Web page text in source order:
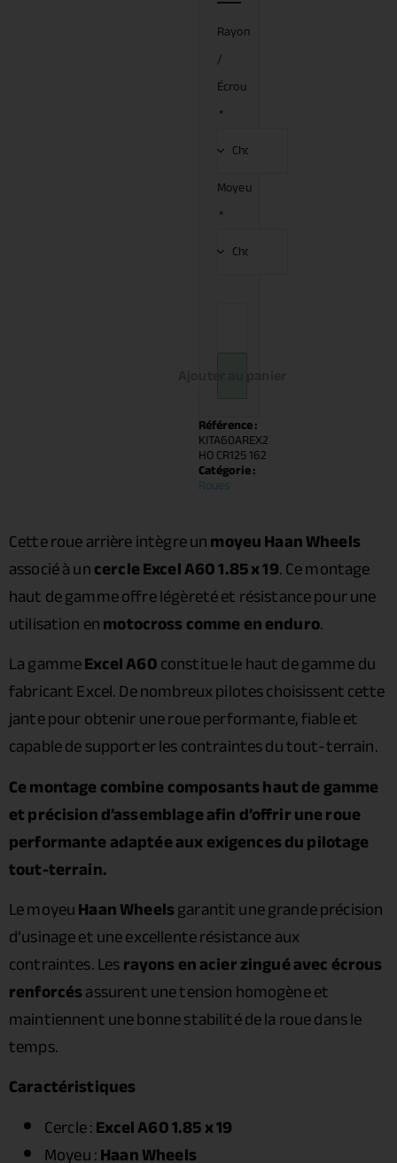
Rayon
/
Écrou
*
Moyeu
*
Référence :
KITA60AREX2
HO CR125 162
Catégorie :
Roues
Cette roue arrière intègre unmoyeu Haan Wheels
associé à uncercle Excel A60 1.85 x 19. Ce montage
haut de gamme offre légèreté et résistance pour une
utilisation enmotocross comme en enduro.
La gammeExcel A60constitue le haut de gamme du
fabricant Excel. De nombreux pilotes choisissent cette
jante pour obtenir une roue performante, fiable et
capable de supporter les contraintes du tout-terrain.
Ce montage combine composants haut de gamme
et précision d’assemblage afin d’offrir une roue
performante adaptée aux exigences du pilotage
tout-terrain.
Le moyeuHaan Wheelsgarantit une grande précision
d’usinage et une excellente résistance aux
contraintes. Lesrayons en acier zingué avec écrous
renforcésassurent une tension homogène et
maintiennent une bonne stabilité de la roue dans le
temps.
Caractéristiques
Cercle :Excel A60 1.85 x 19
Moyeu :Haan Wheels